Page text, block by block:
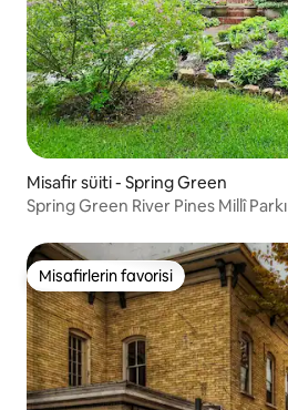
Misafir süiti - Spring Green
Spring Green River Pines Millî Parkı
Misafirlerin favorisi
Misafirlerin favorisi